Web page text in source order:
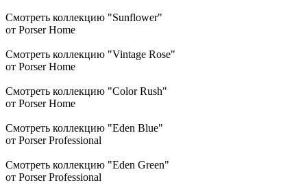
Смотреть коллекцию "Sunflower"
от Porser Home
Смотреть коллекцию "Vintage Rose"
от Porser Home
Смотреть коллекцию "Color Rush"
от Porser Home
Смотреть коллекцию "Eden Blue"
от Porser Professional
Смотреть коллекцию "Eden Green"
от Porser Professional